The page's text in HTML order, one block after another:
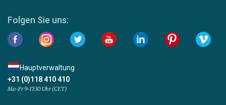
Folgen Sie uns:
Hauptverwaltung
+31 (0)118 410 410
Mo-Fr 9-17:30 Uhr (CET)